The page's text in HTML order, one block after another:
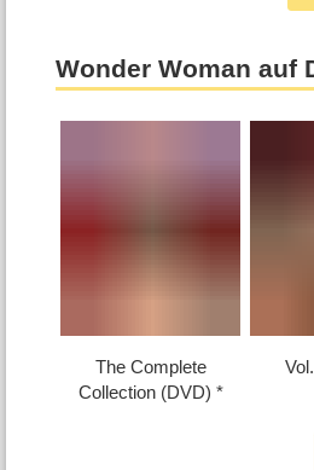
Wonder Woman auf
The Complete
Collection (DVD)